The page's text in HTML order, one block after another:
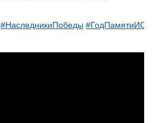
#НаследникиПобеды